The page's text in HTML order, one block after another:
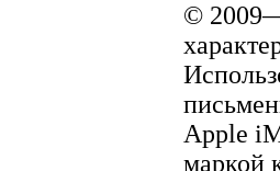
©
Apple
маркой